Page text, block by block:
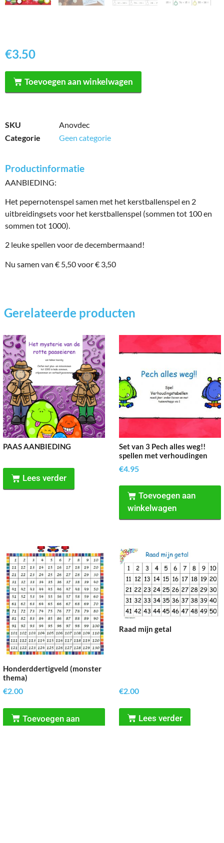
€3.50
Toevoegen aan winkelwagen
SKU
Anovdec
Categorie
Geen categorie
Productinformatie
AANBIEDING:
Het pepernotenspel samen met het kerstballenspel en 2
uitbreidingsets voor het kerstballenspel (sommen tot 100 en
sommen tot 1000).
2 leuke spellen voor de decembermaand!
Nu samen van € 5,50 voor € 3,50
Gerelateerde producten
PAAS AANBIEDING
Lees verder
Set van 3 Pech alles weg!!
spellen met verhoudingen
€4.95
Toevoegen aan
winkelwagen
Honderddertigveld (monster
thema)
€2.00
Toevoegen aan
Raad mijn getal
€2.00
Lees verder